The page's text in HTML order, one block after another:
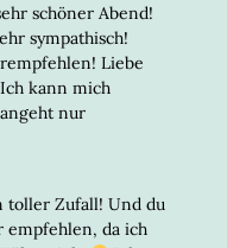
schöner Abend!
sympathisch!
Liebe
kann mich
nur
toller Zufall! Und du
da ich